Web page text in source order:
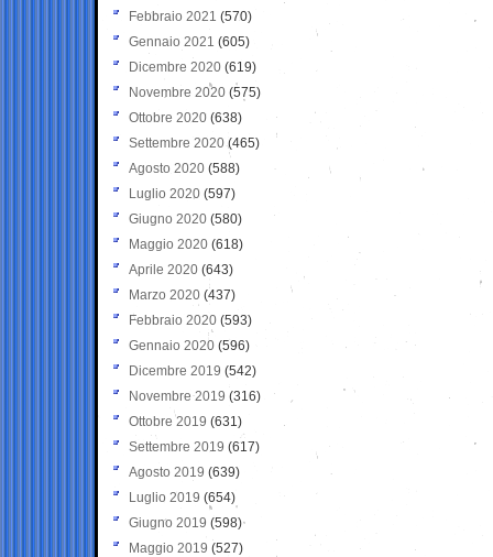
Febbraio 2021 (570)
Gennaio 2021 (605)
Dicembre 2020 (619)
Novembre 2020 (575)
Ottobre 2020 (638)
Settembre 2020(465)
Agosto 2020 (588)
Luglio 2020 (597)
Giugno 2020 (580)
Maggio 2020 (618)
Aprile 2020 (643)
Marzo 2020 (437)
Febbraio 2020 (593)
Gennaio 2020 (596)
Dicembre 2019 (542)
Novembre 2019 (316)
Ottobre 2019 (631)
Settembre 2019 (617)
Agosto 2019 (639)
Luglio 2019 (654)
Giugno 2019 (598)
Maggio 2019 (527)